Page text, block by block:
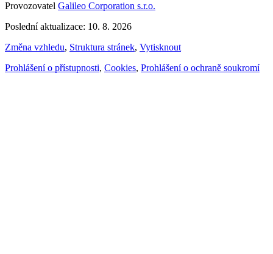
Provozovatel Galileo Corporation s.r.o.
Poslední aktualizace: 10. 8. 2026
Změna vzhledu, Struktura stránek, Vytisknout
Prohlášení o přístupnosti, Cookies, Prohlášení o ochraně soukromí